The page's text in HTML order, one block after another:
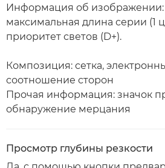
Информация об изображении:
максимальная длина серии (1
приоритет светов (D+).
Композиция: сетка,
соотношение сторон
Прочая информация: значок
обнаружение мерцания
Просмотр глубины резкости